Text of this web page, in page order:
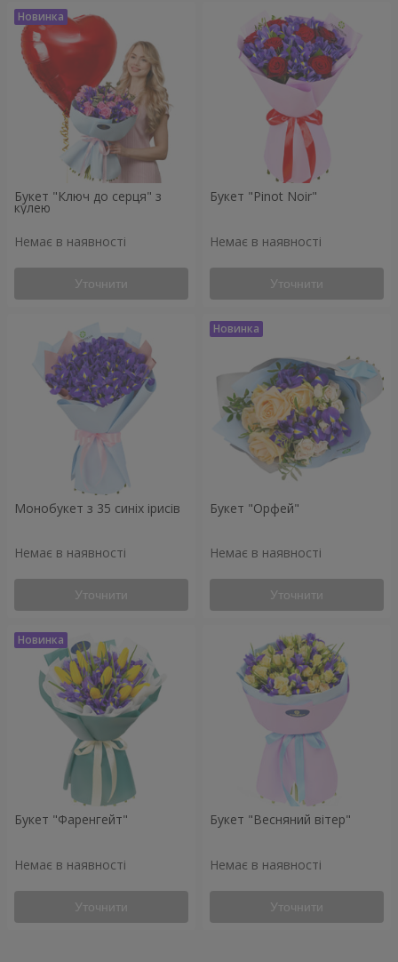
Букет "Ключ до серця" з
кулею
Немає в наявності
Уточнити
Букет "Pinot Noir"
Немає в наявності
Уточнити
Монобукет з 35 синіх ірисів
Немає в наявності
Уточнити
Букет "Орфей"
Немає в наявності
Уточнити
Букет "Фаренгейт"
Немає в наявності
Уточнити
Букет "Весняний вітер"
Немає в наявності
Уточнити